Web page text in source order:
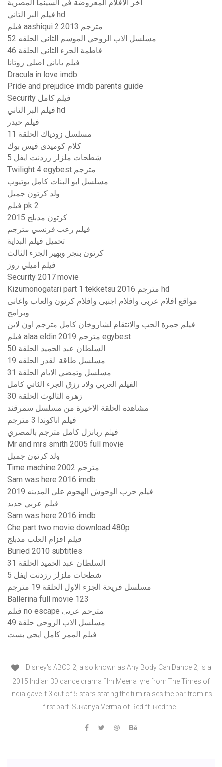
اخر الافلام المعروضة في السينما المصرية
فيلم البر التاني hd
فيلم aashiqui 2 2013 مترجم
مسلسل الاب الروحي الموسم الثاني الحلقه 52
فاطمة الجزء الثاني الحلقة 46
فيلم يابانى اصلى روتانا
Dracula in love imdb
Pride and prejudice imdb parents guide
Security فيلم كامل
فيلم البر التاني hd
فيلم حيدر
مسلسل زودياك الحلقة 11
كلام كوميدى فيس بوك
شطحات ملزلز رزدنت ايفل 5
Twilight 4 egybest مترجم
مسلسل ابو البنات كامل يوتيوب
ولد كرتون جميل
فيلم pk 2
كرتون مدبلج 2015
فيلم رعب فرنسي مترجم
تحميل فيلم البداية
كرتون بنجر وبهير الجزء الثالث
فيلم اميلي روز
Security 2017 movie
Kizumonogatari part 1 tekketsu 2016 مترجم hd
مواقع افلام عربى وافلام اجنبى وافلام كرتون والعاب واغانى
وبرامج
فيلم جمرة الحب والانتقام لشاروخان كامل مترجم اون لاين
فيلم alaa eldin 2019 مترجم egybest
السلطان عبد الحميد الحلقة 50
مسلسل طاقة القدر الحلقه 19
مسلسل وتمضي الايام الحلقة 31
الفيلم العربي ولاد رزق الجزء الثاني كامل
زهرة الثالوث الحلقة 30
مشاهدة الحلقة الاخيرة من مسلسل سمرقند
فيلم اناكوندا 3 مترجم
فيلم ربانزل كامل مترجم بالمصري
Mr and mrs smith 2005 full movie
ولد كرتون جميل
Time machine 2002 مترجم
Sam was here 2016 imdb
فيلم حرب الوحوش الهجوم على المدينه 2019
فيلم عربي حديد
Sam was here 2016 imdb
Che part two movie download 480p
فيلم اقزام العلب مدبلج
Buried 2010 subtitles
السلطان عبد الحميد الحلقة 31
شطحات ملزلز رزدنت ايفل 5
مسلسل فريحة الجزء الاول الحلقة 19 مترجم
Ballerina full movie 123
فيلم no escape مترجم عربي
مسلسل الاب الروحي حلقة 49
فيلم الممر كامل ايجي بست
Disney's ABCD 2, also known as Any Body Can Dance 2, is a
2015 Indian 3D dance drama film Meena Iyre from The Times of
India gave it 3 out of 5 stars stating the film raises the bar from its
first part. Sukanya Verma of Rediff liked the